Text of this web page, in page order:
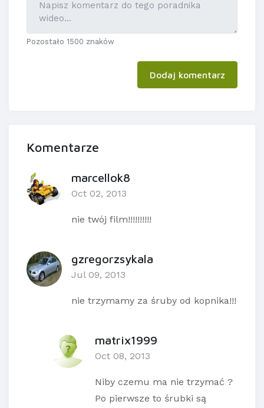
Pozostało 1500 znaków
Dodaj komentarz
Komentarze
marcellok8
Oct 02, 2013
nie twój film!!!!!!!!!!
gzregorzsykala
Jul 09, 2013
nie trzymamy za śruby od kopnika!!!
matrix1999
Oct 08, 2013
Niby czemu ma nie trzymać ?
Po pierwsze to śrubki są